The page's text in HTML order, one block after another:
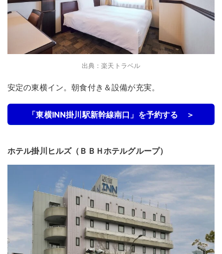
出典：楽天トラベル
安定の東横イン。朝食付き＆設備が充実。
「東横INN掛川駅新幹線南口」を予約する ＞
ホテル掛川ヒルズ（ＢＢＨホテルグループ）